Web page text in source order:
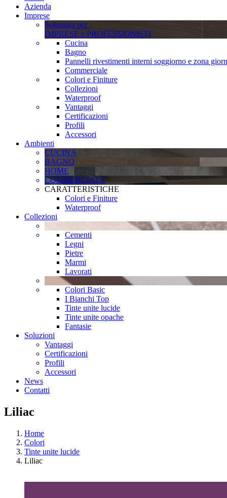
Azienda
Imprese
Soluzioni per
IMPRESE e PROFESSIONISTI
Cucina
Bagno
Pannelli rivestimenti interni soggiorno e zona
Commerciale
Colori e Finiture
Collezioni
Waterproof
Vantaggi
Certificazioni
Profili
Accessori
Ambienti
CUCINA
BAGNO
HOME
COMMERCIALE
CARATTERISTICHE
Colori e Finiture
Waterproof
Collezioni
Cementi
Legni
Pietre
Marmi
Lavorati
Colori Basic
I Bianchi Top
Tinte unite lucide
Tinte unite opache
Fantasie
Soluzioni
Vantaggi
Certificazioni
Profili
Accessori
News
Contatti
Liliac
Home
Colori
Tinte unite lucide
Liliac